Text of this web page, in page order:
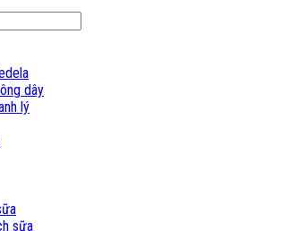
dây
lý
sữa